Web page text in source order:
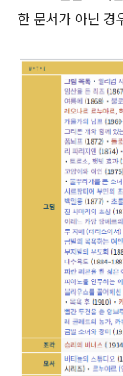
한 문서가 아닌 경